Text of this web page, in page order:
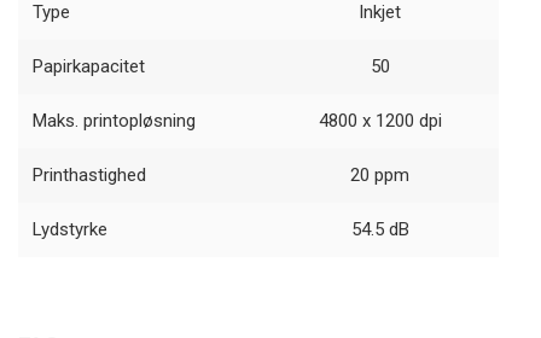
Type Inkjet
Papirkapacitet 50
Maks. printopløsning 4800 x 1200 dpi
Printhastighed 20 ppm
Lydstyrke 54.5 dB